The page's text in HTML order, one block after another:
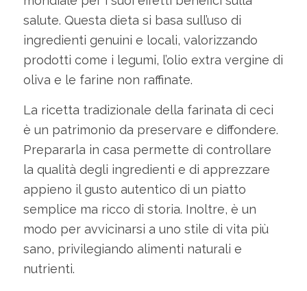
salute. Questa dieta si basa sull’uso di
ingredienti genuini e locali, valorizzando
prodotti come i legumi, l’olio extra vergine di
oliva e le farine non raffinate.
La ricetta tradizionale della farinata di ceci
è un patrimonio da preservare e diffondere.
Prepararla in casa permette di controllare
la qualità degli ingredienti e di apprezzare
appieno il gusto autentico di un piatto
semplice ma ricco di storia. Inoltre, è un
modo per avvicinarsi a uno stile di vita più
sano, privilegiando alimenti naturali e
nutrienti.